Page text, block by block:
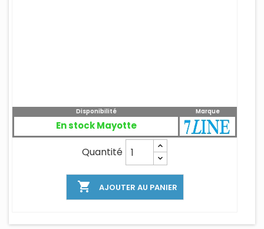
Disponibilité
En stock Mayotte
Marque
Quantité
 AJOUTER AU PANIER